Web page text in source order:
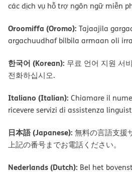
các dịch vụ hỗ trợ ngôn ngữ miễn
Oroomiffa (Oromo): Tajaajila
argachuudhaf bilbila armaan oli
한국어 (Korean): 무료 언어 지원 서
전화하십시오.
Italiano (Italian): Chiamare il
ricevere servizi di assistenza
日本語 (Japanese): 無料の言語支援
上記の番号までお電話ください。
Nederlands (Dutch): Bel het